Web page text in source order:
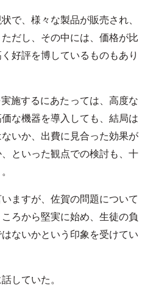
で、様々な製品が販売され、
だし、その中には、価格が比
好評を博しているものもあり
施するにあたっては、高度な
な機器を導入しても、結局は
いか、出費に見合った効果が
といった観点での検討も、十
ますが、佐賀の問題について
ろから堅実に始め、生徒の負
ないかという印象を受けてい
していた。